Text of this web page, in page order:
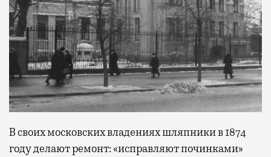
В своих московских владениях шляпники в 1874
году делают ремонт: «исправляют починками»